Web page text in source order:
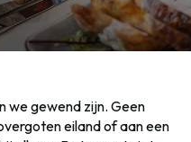
we gewend zijn. Geen
eiland of aan een